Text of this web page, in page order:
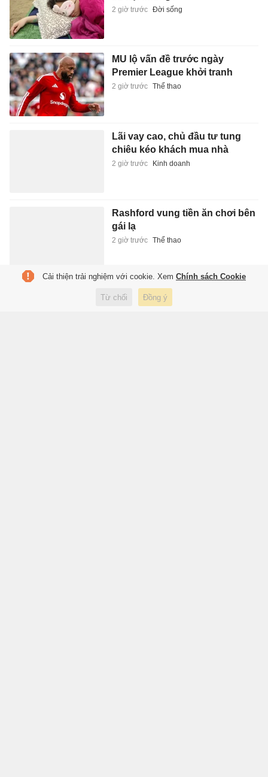
2 giờ trước Đời sống
MU lộ vấn đề trước ngày
Premier League khởi tranh
2 giờ trước Thể thao
Lãi vay cao, chủ đầu tư tung
chiêu kéo khách mua nhà
2 giờ trước Kinh doanh
Rashford vung tiền ăn chơi bên
gái lạ
2 giờ trước Thể thao
Đẩy công thần lên ghế dự bị, T1
nhận trái đắng
Cải thiện trải nghiệm với cookie. Xem Chính sách Cookie
Từ chối Đồng ý